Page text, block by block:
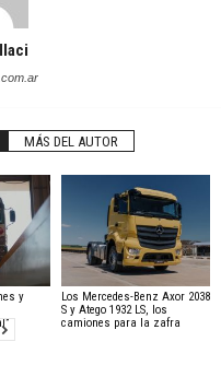
MÁS DEL AUTOR
y
Los Mercedes-Benz Axor 2038
S y Atego 1932 LS, los
camiones para la zafra